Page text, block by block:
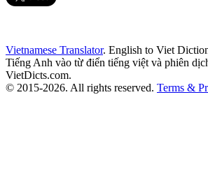
Vietnamese Translator. English to Viet
Tiếng Anh vào từ điển tiếng việt và phiên
VietDicts.com.
© 2015-2026. All rights reserved. Terms &